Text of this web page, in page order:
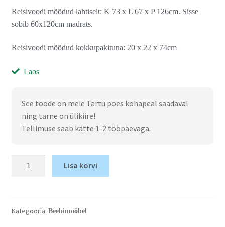
Reisivoodi mõõdud lahtiselt: K 73 x L 67 x P 126cm. Sisse
sobib 60x120cm madrats.
Reisivoodi mõõdud kokkupakituna: 20 x 22 x 74cm
Laos
See toode on meie Tartu poes kohapeal saadaval
ning tarne on ülikiire!
Tellimuse saab kätte 1-2 tööpäevaga.
Lisa korvi
Kategooria: Beebimööbel